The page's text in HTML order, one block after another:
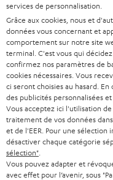
services de personnalisation.
Grâce aux cookies, nous et
données vous concernant et
comportement sur notre site
terminal. C'est vous qui
confirmez nos paramètres de
cookies nécessaires. Vous
ci seront choisies au hasard. En
des publicités personnalisées
Vous acceptez ici l'utilisation
traitement de vos données
et de l'EER. Pour une sélection
désactiver chaque catégorie
sélection"
Vous pouvez adapter et
avec effet pour l’avenir, sous